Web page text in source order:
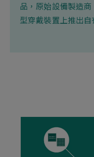
品，原始設備製造
型穿戴裝置上推出自